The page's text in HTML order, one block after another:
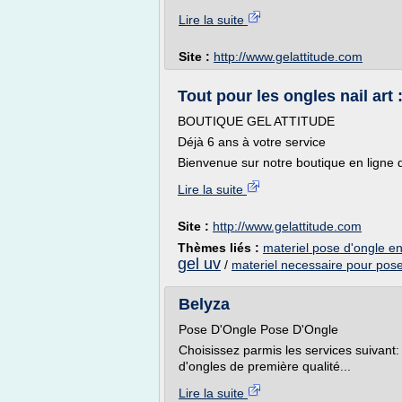
Lire la suite
Site : http://www.gelattitude.com
Tout pour les ongles nail art
BOUTIQUE GEL ATTITUDE
Déjà 6 ans à votre service
Bienvenue sur notre boutique en ligne
Lire la suite
Site : http://www.gelattitude.com
Thèmes liés : materiel pose d'ongle
gel uv / materiel necessaire pour
Belyza
Pose D'Ongle Pose D'Ongle
Choisissez parmis les services
d'ongles de première qualité...
Lire la suite